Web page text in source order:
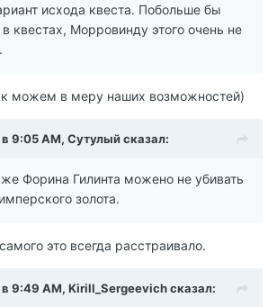
исхода квеста. Побольше бы
квестах, Морровинду этого очень не
можем в меру наших возможностей)
9:05 AM, Сутулыйсказал:
Форина Гилинта можено не убивать
золота.
это всегда расстраивало.
9:49 AM, Kirill_Sergeevichсказал: